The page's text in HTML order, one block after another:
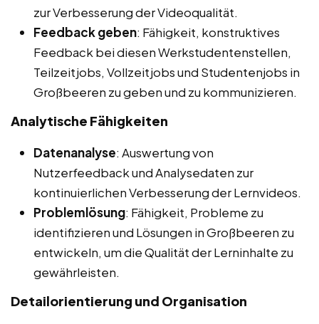
zur Verbesserung der Videoqualität.
Feedback geben: Fähigkeit, konstruktives
Feedback bei diesen Werkstudentenstellen,
Teilzeitjobs, Vollzeitjobs und Studentenjobs in
Großbeeren zu geben und zu kommunizieren.
Analytische Fähigkeiten
Datenanalyse: Auswertung von
Nutzerfeedback und Analysedaten zur
kontinuierlichen Verbesserung der Lernvideos.
Problemlösung: Fähigkeit, Probleme zu
identifizieren und Lösungen in Großbeeren zu
entwickeln, um die Qualität der Lerninhalte zu
gewährleisten.
Detailorientierung und Organisation